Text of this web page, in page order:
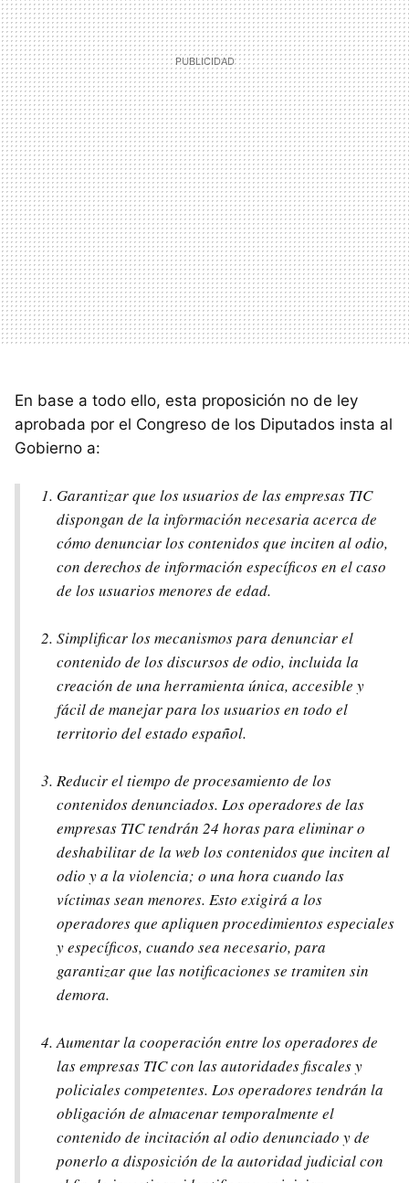
En base a todo ello, esta proposición no de ley
aprobada por el Congreso de los Diputados insta al
Gobierno a:
Garantizar que los usuarios de las empresas TIC
dispongan de la información necesaria acerca de
cómo denunciar los contenidos que inciten al odio,
con derechos de información específicos en el caso
de los usuarios menores de edad.
Simplificar los mecanismos para denunciar el
contenido de los discursos de odio, incluida la
creación de una herramienta única, accesible y
fácil de manejar para los usuarios en todo el
territorio del estado español.
Reducir el tiempo de procesamiento de los
contenidos denunciados. Los operadores de las
empresas TIC tendrán 24 horas para eliminar o
deshabilitar de la web los contenidos que inciten al
odio y a la violencia; o una hora cuando las
víctimas sean menores. Esto exigirá a los
operadores que apliquen procedimientos especiales
y específicos, cuando sea necesario, para
garantizar que las notificaciones se tramiten sin
demora.
Aumentar la cooperación entre los operadores de
las empresas TIC con las autoridades fiscales y
policiales competentes. Los operadores tendrán la
obligación de almacenar temporalmente el
contenido de incitación al odio denunciado y de
ponerlo a disposición de la autoridad judicial con